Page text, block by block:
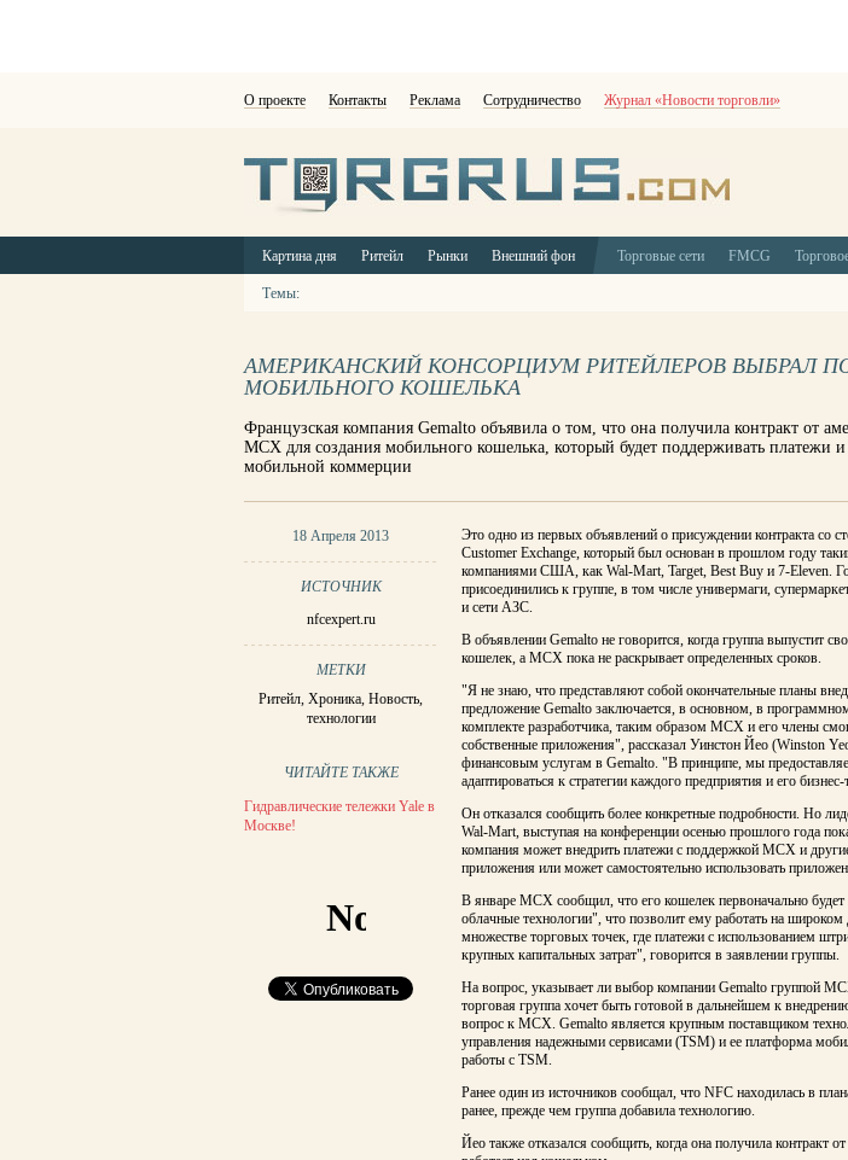
О проекте Контакты Реклама Сотрудничество Журнал «Новости торговли»
Картина дня Ритейл Рынки Внешний фон Торговые сети FMCG
Темы:
АМЕРИКАНСКИЙ КОНСОРЦИУМ РИТЕЙЛЕРОВ ВЫБРАЛ
МОБИЛЬНОГО КОШЕЛЬКА
Французская компания Gemalto объявила о том, что она получила контракт от
MCX для создания мобильного кошелька, который будет поддерживать платежи
мобильной коммерции
18 Апреля 2013
ИСТОЧНИК
nfcexpert.ru
МЕТКИ
Ритейл, Хроника, Новость,
технологии
ЧИТАЙТЕ ТАКЖЕ
Гидравлические тележки Yale в
Москве!
Это одно из первых объявлений о присуждении контракта со
Customer Exchange, который был основан в прошлом году
компаниями США, как Wal-Mart, Target, Best Buy и 7-Eleven.
присоединились к группе, в том числе универмаги,
и сети АЗС.
В объявлении Gemalto не говорится, когда группа выпустит
кошелек, а MCX пока не раскрывает определенных сроков.
"Я не знаю, что представляют собой окончательные планы
предложение Gemalto заключается, в основном, в
комплекте разработчика, таким образом MCX и его члены
собственные приложения", рассказал Уинстон Йео (Winston
финансовым услугам в Gemalto. "В принципе, мы
адаптироваться к стратегии каждого предприятия и его
Он отказался сообщить более конкретные подробности. Но
Wal-Mart, выступая на конференции осенью прошлого года
компания может внедрить платежи с поддержкой MCX и
приложения или может самостоятельно использовать
В январе MCX сообщил, что его кошелек первоначально
облачные технологии", что позволит ему работать на
множестве торговых точек, где платежи с использованием
крупных капитальных затрат", говорится в заявлении группы.
На вопрос, указывает ли выбор компании Gemalto группой
торговая группа хочет быть готовой в дальнейшем к
вопрос к MCX. Gemalto является крупным поставщиком
управления надежными сервисами (TSM) и ее платформа
работы с TSM.
Ранее один из источников сообщал, что NFC находилась в
ранее, прежде чем группа добавила технологию.
Йео также отказался сообщить, когда она получила контракт